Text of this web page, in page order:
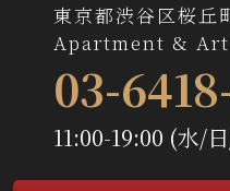
東京都渋谷区桜
Apartment &
03-
11:00-19:00 (水/